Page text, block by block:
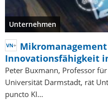
Unternehmen
Innovationsfähigkeit
Peter Buxmann, Professor
Universität Darmstadt, rät
puncto KI…